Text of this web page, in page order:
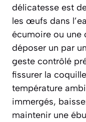
délicatesse est
les œufs dans
écumoire ou une
déposer un par
geste contrôlé
fissurer la
température
immergés,
maintenir une